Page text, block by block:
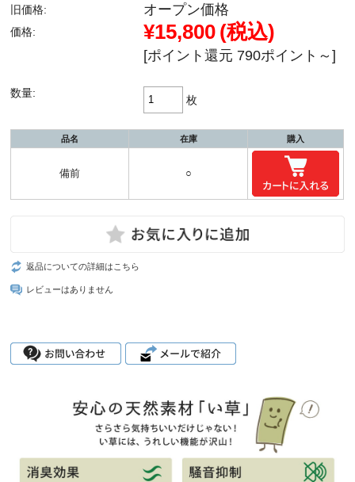
旧価格: オープン価格
価格: ¥15,800 (税込)
[ポイント還元 790ポイント～]
数量:
枚
品名 在庫 購入
備前 ○
返品についての詳細はこちら
レビューはありません